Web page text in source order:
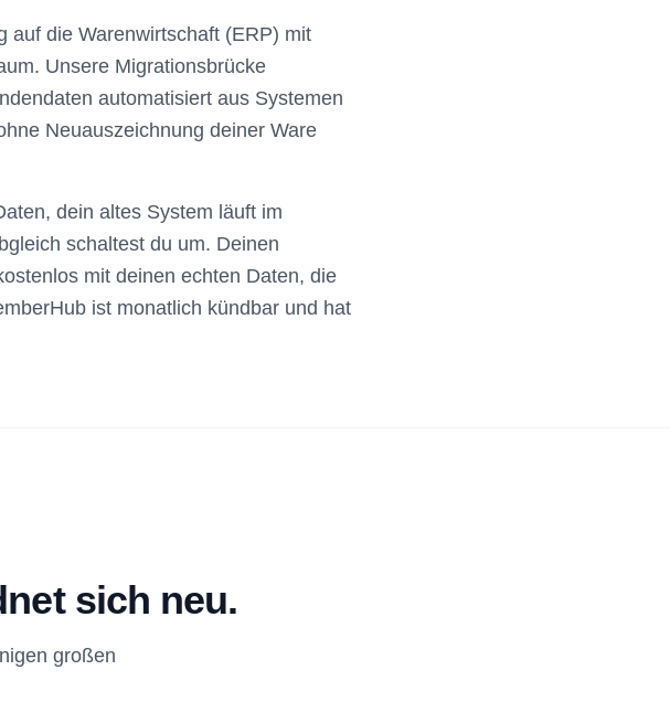
auf die Warenwirtschaft (ERP) mit
Unsere Migrationsbrücke
automatisiert aus Systemen
Neuauszeichnung deiner Ware
dein altes System läuft im
schaltest du um. Deinen
mit deinen echten Daten, die
ist monatlich kündbar und hat
sich neu.
großen